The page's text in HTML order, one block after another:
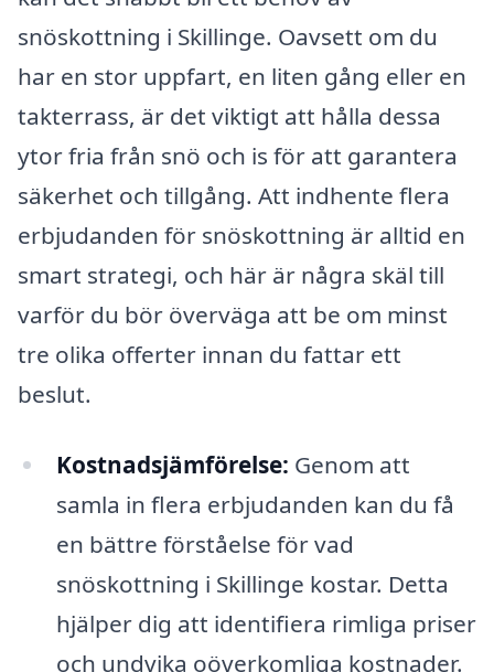
snöskottning i Skillinge. Oavsett om du
har en stor uppfart, en liten gång eller en
takterrass, är det viktigt att hålla dessa
ytor fria från snö och is för att garantera
säkerhet och tillgång. Att indhente flera
erbjudanden för snöskottning är alltid en
smart strategi, och här är några skäl till
varför du bör överväga att be om minst
tre olika offerter innan du fattar ett
beslut.
Kostnadsjämförelse: Genom att
samla in flera erbjudanden kan du få
en bättre förståelse för vad
snöskottning i Skillinge kostar. Detta
hjälper dig att identifiera rimliga priser
och undvika oöverkomliga kostnader.